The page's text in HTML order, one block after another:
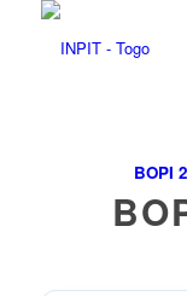
BOPI